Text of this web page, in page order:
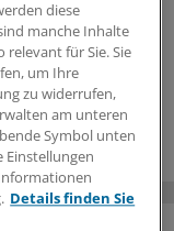
gleicht sich
LDL-Cholesterin-
diese
manche Inhalte
für Sie. Sie
um Ihre
zu widerrufen,
am unteren
Symbol unten
Einstellungen
Details finden Sie